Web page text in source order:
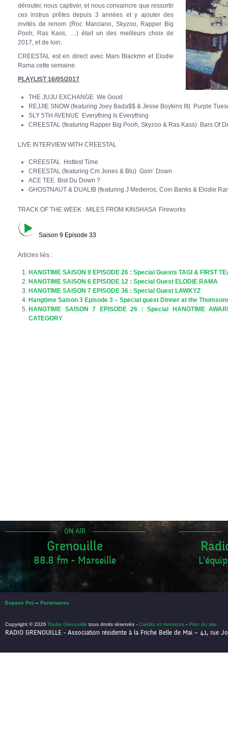
dérouter, nous captiver, et nous convaincre que ressortir
ces instrus prêtes depuis 3 années et y ajouter des
invités de renom (Roc Marciano, Skyzoo, Rapper Big
Pooh, Ras Kass, …) était un des meilleurs choix de
2017, et de loin.
CREESTAL est en direct avec Mars Blackmn et Elodie
Rama cette semaine.
PLAYLIST 16/05/2017
THE JUJU EXCHANGE We Good
REJJIE SNOW (featuring Joey Bada$$ & Jesse Boykins III) Purple
SLY 5TH AVENUE Everything Is Everything
CREESTAL (featuring Rapper Big Pooh, Skyzoo & Ras Kass) Bars Of
LIVE INTERVIEW WITH CREESTAL
CREESTAL Hottest Time
CREESTAL (featuring Cm Jones & Blu) Goin’ Down
ACE TEE Bist Du Down ?
GHOSTNAUT & DUALIB (featuring J Medeiros, Coin Banks & Elodie
TRACK OF THE WEEK : MILES FROM KINSHASA Fireworks
Saison 9 Episode 33
Articles liés :
HANGTIME SAISON 9 EPISODE 26 : Special Guests TAGI & FIRST
HANGTIME SAISON 6 EPISODE 12 : Special Guest ELODIE RAMA
HANGTIME SAISON 7 EPISODE 36 : Special Guest LAWKYZ
Hangtime Saison 3 Episode 3 – Special guest Dinner at the
HANGTIME SAISON 7 EPISODE 26 : Special HANGTIME
CATEGORY
ON AIR
Grenouille
88.8 fm - Marseille
Espace Pro – Partenaires
Copyright © 2026 Radio Grenouille tous droits réservés - Crédits et mentions - Plan du site
RADIO GRENOUILLE - Association résidente à la Friche Belle de Mai – 41, rue